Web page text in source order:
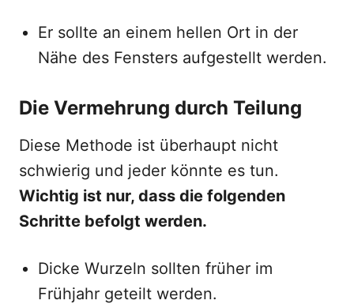
Er sollte an einem hellen Ort in der
Nähe des Fensters aufgestellt werden.
Die Vermehrung durch Teilung
Diese Methode ist überhaupt nicht
schwierig und jeder könnte es tun.
Wichtig ist nur, dass die folgenden
Schritte befolgt werden.
Dicke Wurzeln sollten früher im
Frühjahr geteilt werden.